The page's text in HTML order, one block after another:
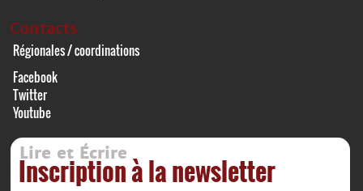
Contacts
Régionales / coordinations
Facebook
Twitter
Youtube
Lire et Écrire
Inscription à la newsletter